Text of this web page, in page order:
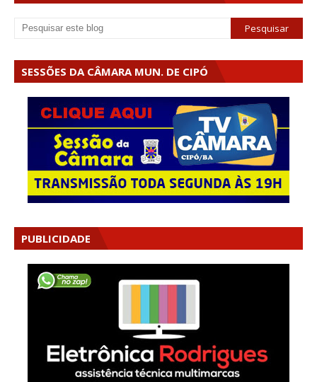
SESSÕES DA CÂMARA MUN. DE CIPÓ
PUBLICIDADE